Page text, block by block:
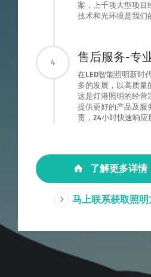
案，上千项大型项目
技术和光环境是我们
4 售后服务-专
在LED智能照明新时
多的发展，以高质量
这是灯港照明的经营
提供更好的产品及服
责，24小时快速响应
了解更多详情
马上联系获取照明